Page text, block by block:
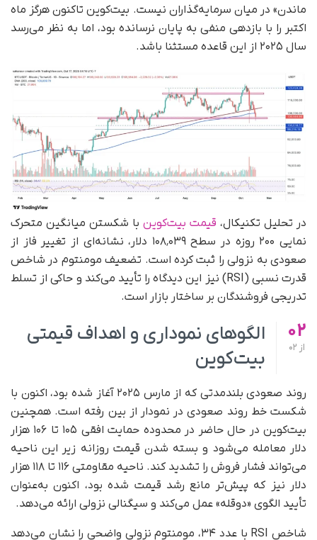
ماندن» در میان سرمایه‌گذاران نیست. بیت‌کوین تاکنون هرگز ماه
اکتبر را با بازدهی منفی به پایان نرسانده بود، اما به نظر می‌رسد
سال ۲۰۲۵ از این قاعده مستثنا باشد.
در تحلیل تکنیکال، قیمت بیت‌کوین با شکستن میانگین متحرک
نمایی ۲۰۰ روزه در سطح ۱۰۸٬۰۳۹ دلار، نشانه‌ای از تغییر فاز از
صعودی به نزولی را ثبت کرده است. تضعیف مومنتوم در شاخص
قدرت نسبی (RSI) نیز این دیدگاه را تأیید می‌کند و حاکی از تسلط
تدریجی فروشندگان بر ساختار بازار است.
02
از
الگوهای نموداری و اهداف قیمتی
بیت‌کوین
روند صعودی بلندمدتی که از مارس ۲۰۲۵ آغاز شده بود، اکنون با
شکست خط روند صعودی در نمودار از بین رفته است. همچنین
بیت‌کوین در حال حاضر در محدوده حمایت افقی ۱۰۵ تا ۱۰۶ هزار
دلار معامله می‌شود و بسته شدن قیمت روزانه زیر این ناحیه
می‌تواند فشار فروش را تشدید کند. ناحیه مقاومتی ۱۱۶ تا ۱۱۸ هزار
دلار نیز که پیش‌تر مانع رشد قیمت شده بود، اکنون به‌عنوان
تأیید الگوی «دوقله» عمل می‌کند و سیگنالی نزولی ارائه می‌دهد.
شاخص RSI با عدد ۳۴، مومنتوم نزولی واضحی را نشان می‌دهد